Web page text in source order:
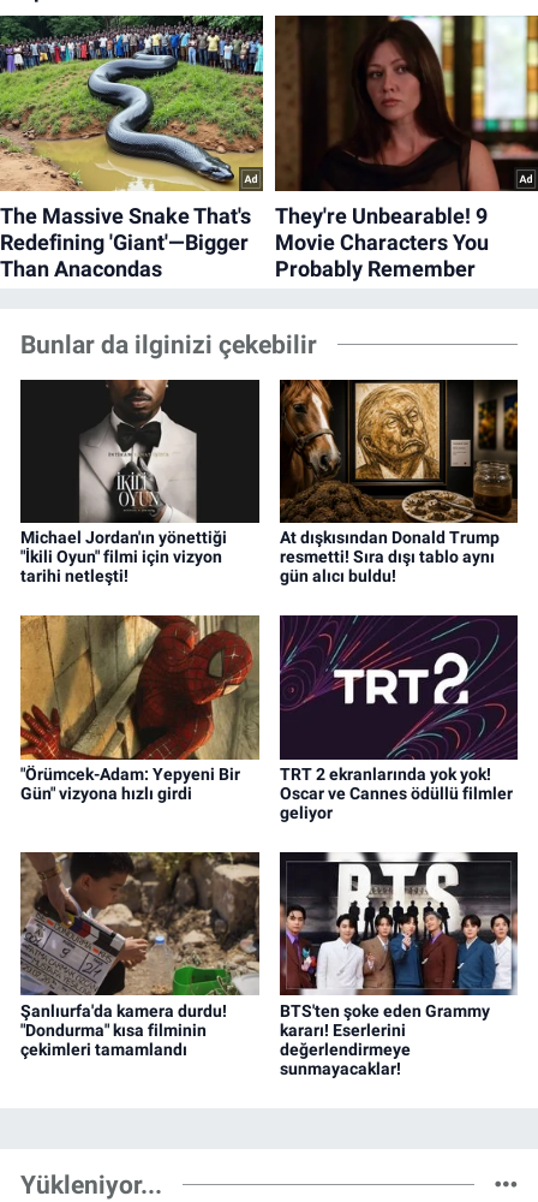
Bunlar da ilginizi çekebilir
Michael Jordan'ın yönettiği
"İkili Oyun" filmi için vizyon
tarihi netleşti!
At dışkısından Donald Trump
resmetti! Sıra dışı tablo aynı
gün alıcı buldu!
"Örümcek-Adam: Yepyeni Bir
Gün" vizyona hızlı girdi
TRT 2 ekranlarında yok yok!
Oscar ve Cannes ödüllü filmler
geliyor
Şanlıurfa'da kamera durdu!
"Dondurma" kısa filminin
çekimleri tamamlandı
BTS'ten şoke eden Grammy
kararı! Eserlerini
değerlendirmeye
sunmayacaklar!
Yükleniyor...